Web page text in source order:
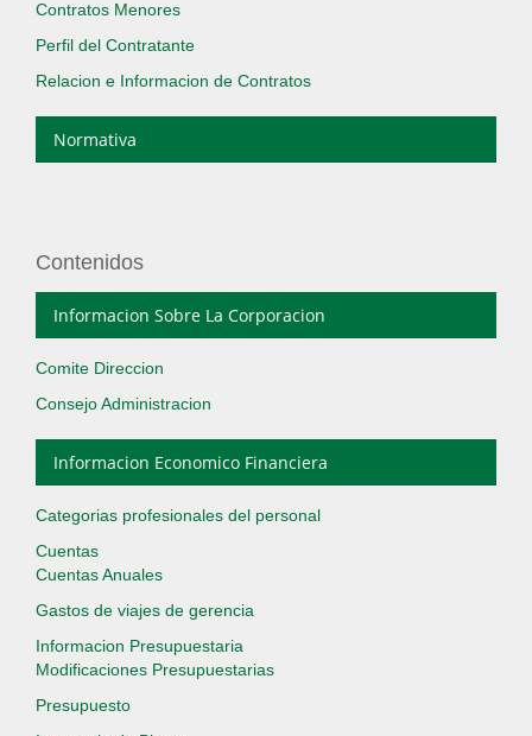
Contratos Menores
Perfil del Contratante
Relacion e Informacion de Contratos
Normativa
Contenidos
Informacion Sobre La Corporacion
Comite Direccion
Consejo Administracion
Informacion Economico Financiera
Categorias profesionales del personal
Cuentas
Cuentas Anuales
Gastos de viajes de gerencia
Informacion Presupuestaria
Modificaciones Presupuestarias
Presupuesto